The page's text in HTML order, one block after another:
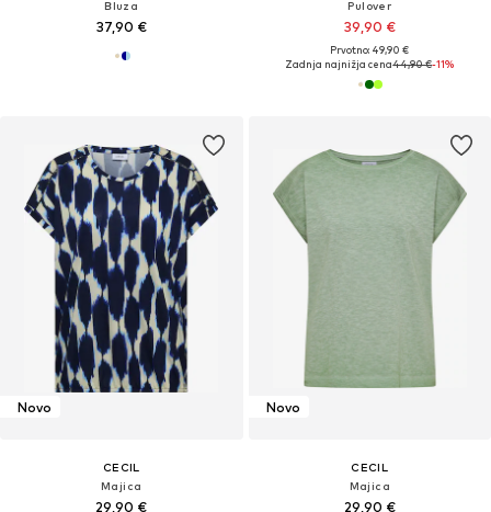
Bluza
37,90 €
Pulover
39,90 €
Prvotno: 49,90 €
Zadnja najnižja cena44,90 €-11%
Novo
CECIL
Majica
29,90 €
Novo
CECIL
Majica
29,90 €